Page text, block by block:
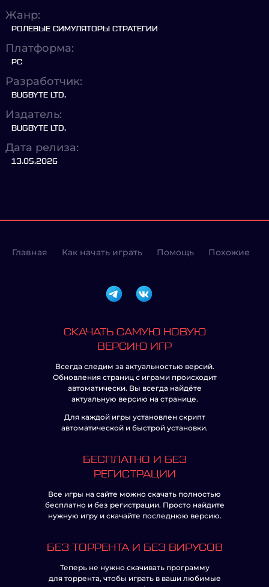
Жанр:
РОЛЕВЫЕ СИМУЛЯТОРЫ СТРАТЕГИИ
Платформа:
PC
Разработчик:
BUGBYTE LTD.
Издатель:
BUGBYTE LTD.
Дата релиза:
13.05.2026
Главная Как начать играть Помощь Похожие
СКАЧАТЬ САМУЮ НОВУЮ
ВЕРСИЮ ИГР
Всегда следим за актуальностью версий.
Обновления страниц с играми происходит
автоматически. Вы всегда найдёте
актуальную версию на странице.
Для каждой игры установлен скрипт
автоматической и быстрой установки.
БЕСПЛАТНО И БЕЗ
РЕГИСТРАЦИИ
Все игры на сайте можно скачать полностью
бесплатно и без регистрации. Просто найдите
нужную игру и скачайте последнюю версию.
БЕЗ ТОРРЕНТА И БЕЗ ВИРУСОВ
Теперь не нужно скачивать программу
для торрента, чтобы играть в ваши любимые